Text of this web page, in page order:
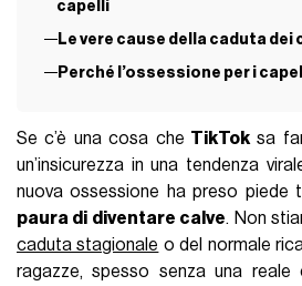
capelli
Le vere cause della caduta dei
Perché l’ossessione per i
Se c’è una cosa che TikTok sa
un’insicurezza in una tendenza
nuova ossessione ha preso piede
paura di diventare calve. Non
caduta stagionale o del normale
ragazze, spesso senza una reale